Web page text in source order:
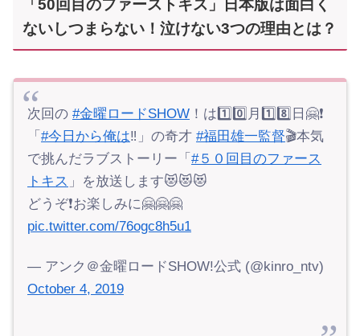
「50回目のファーストキス」日本版は面白く
ないしつまらない！泣けない3つの理由とは？
次回の #金曜ロードSHOW ！は1️⃣0️⃣月1️⃣8️⃣日🤗❗️
「 #今日から俺は‼︎」の奇才 #福田雄一監督🎬本気
で挑んだラブストーリー「 #５０回目のファース
トキス 」を放送します😻😻😻
どうぞ❗️お楽しみに🤗🤗🤗
pic.twitter.com/76ogc8h5u1
— アンク＠金曜ロードSHOW!公式 (@kinro_ntv)
October 4, 2019